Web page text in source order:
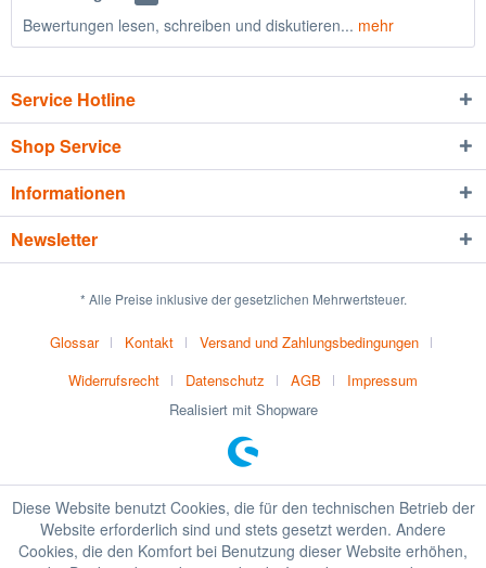
Bewertungen lesen, schreiben und diskutieren... mehr
Service Hotline
Shop Service
Informationen
Newsletter
* Alle Preise inklusive der gesetzlichen Mehrwertsteuer.
Glossar Kontakt
Versand und Zahlungsbedingungen
Widerrufsrecht
Datenschutz AGB
Impressum
Realisiert mit Shopware
Diese Website benutzt Cookies, die für den technischen Betrieb der
Website erforderlich sind und stets gesetzt werden. Andere
Cookies, die den Komfort bei Benutzung dieser Website erhöhen,